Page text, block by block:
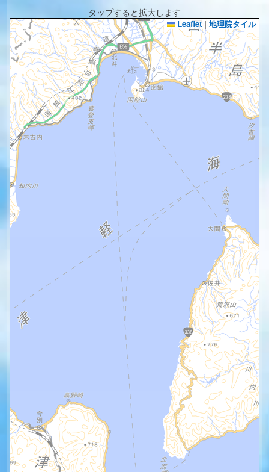
タップすると拡大します
Leaflet | 地理院タイル